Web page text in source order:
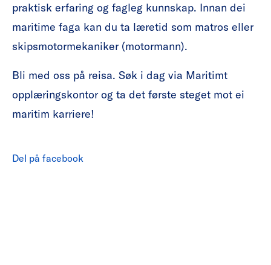
praktisk erfaring og fagleg kunnskap. Innan dei
maritime faga kan du ta læretid som matros eller
skipsmotormekaniker (motormann).
Bli med oss på reisa. Søk i dag via Maritimt
opplæringskontor og ta det første steget mot ei
maritim karriere!
Del på facebook